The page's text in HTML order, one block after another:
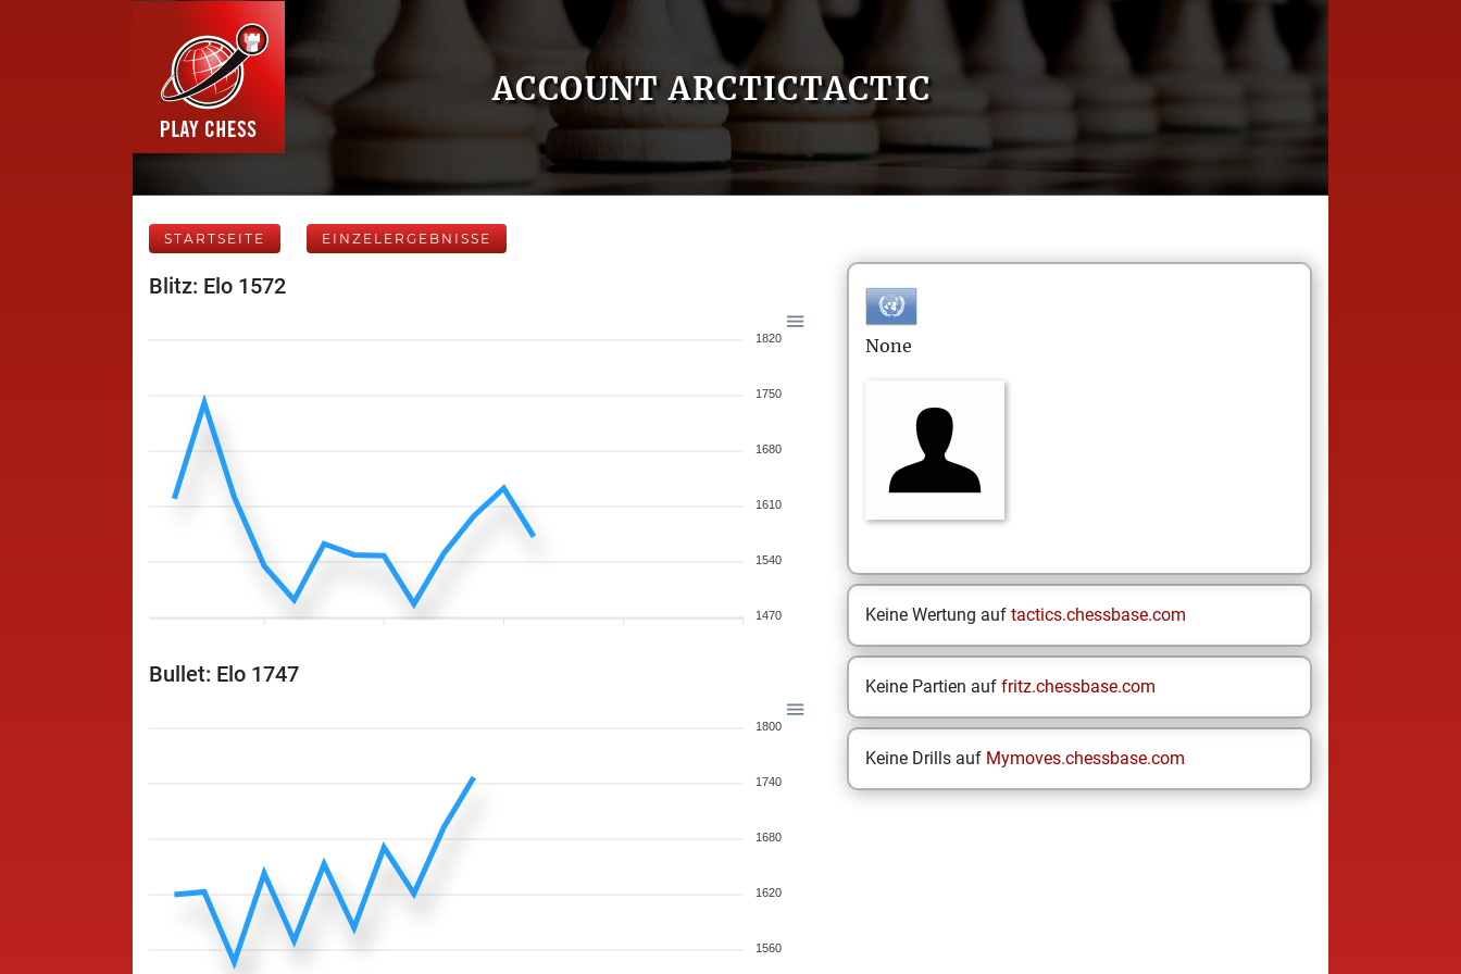
ACCOUNT ARCTICTACTIC
STARTSEITE EINZELERGEBNISSE
Blitz: Elo 1572
1820
1750
1680
1610
1540
1470
Bullet: Elo 1747
1800
1740
1680
1620
1560
None
Keine Wertung auf tactics.chessbase.com
Keine Partien auf fritz.chessbase.com
Keine Drills auf Mymoves.chessbase.com